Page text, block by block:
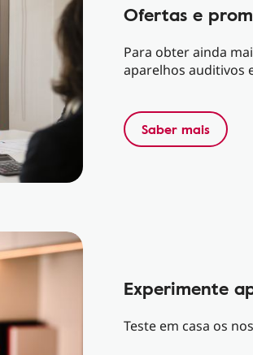
Ofertas e
Para obter ainda
aparelhos auditivos
Saber mais
Experimente
Teste em casa os